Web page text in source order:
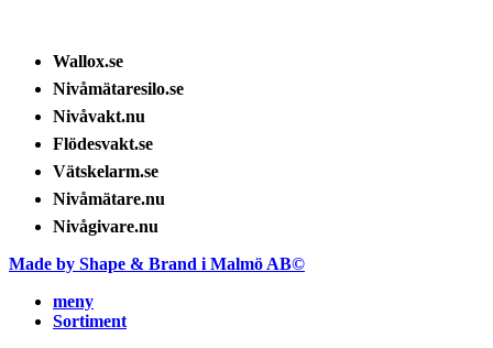
Wallox.se
Nivåmätaresilo.se
Nivåvakt.nu
Flödesvakt.se
Vätskelarm.se
Nivåmätare.nu
Nivågivare.nu
Made by Shape & Brand i Malmö AB©
meny
Sortiment